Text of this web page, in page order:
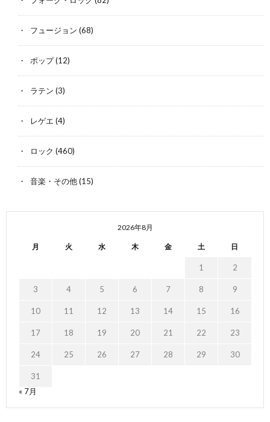
フュージョン (68)
ポップ(12)
ラテン (3)
レゲエ (4)
ロック (460)
音楽・その他(15)
2026年8月
月 火 水 木 金 土 日
1 2
3 4 5 6 7 8 9
10 11 12 13 14 15 16
17 18 19 20 21 22 23
24 25 26 27 28 29 30
31
« 7月